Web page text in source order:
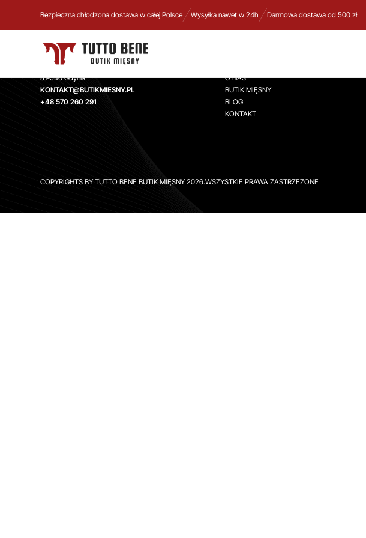
Bezpieczna chłodzona dostawa w całej Polsce Wysyłka nawet w 24h Darmowa dostawa od 500 zł
TUTTO BENE BUTIK MIĘSNY
Aleja Zwycięstwa 244,
81-540 Gdynia
KONTAKT@BUTIKMIESNY.PL
+48 570 260 291
O NAS
BUTIK MIĘSNY
BLOG
KONTAKT
COPYRIGHTS BY TUTTO BENE BUTIK MIĘSNY 2026.WSZYSTKIE PRAWA ZASTRZEŻONE